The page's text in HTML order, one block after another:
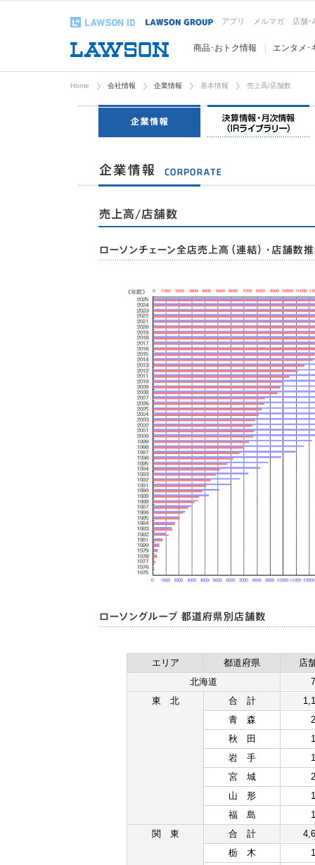
アプリ メルマガ 店舗･
商品･おトク情報 エンタメ･
Home 会社情報 企業情報 基本情報 売上高/店舗数
企業情報
エリア 都道府県
店
北海道
東北
合計
青森
秋田
岩手
宮城
山形
福島
関東
合計
栃木